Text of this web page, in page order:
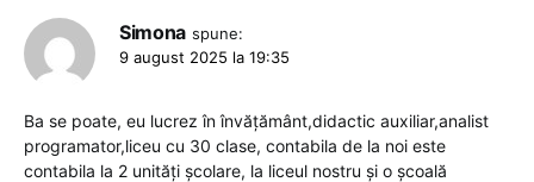
Simona spune:
9 august 2025 la 19:35
Ba se poate, eu lucrez în învățământ,didactic auxiliar,analist
programator,liceu cu 30 clase, contabila de la noi este
contabila la 2 unități școlare, la liceul nostru și o școală